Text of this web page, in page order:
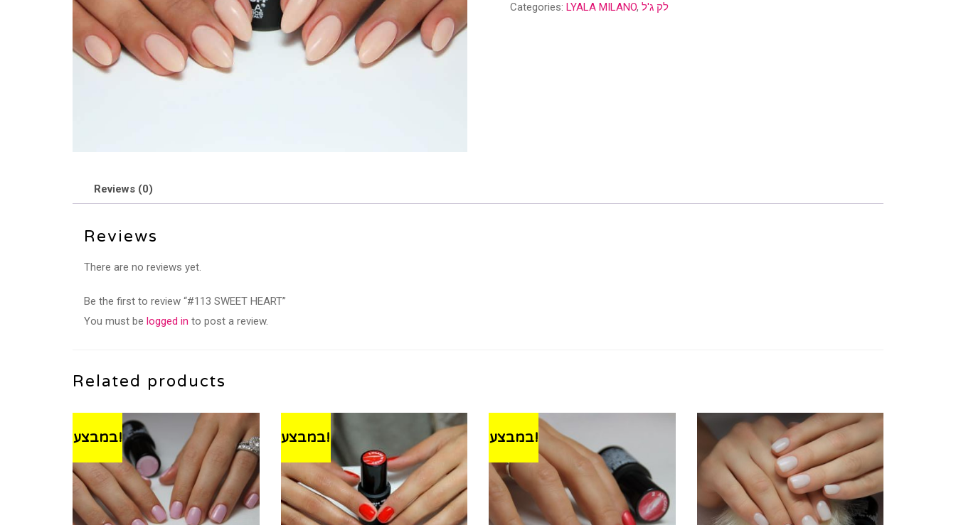
quantity
Categories: LYALA MILANO, לק ג'ל
Reviews (0)
Reviews
There are no reviews yet.
Be the first to review “#113 SWEET HEART”
You must be logged in to post a review.
Related products
במבצע! במבצע! במבצע!